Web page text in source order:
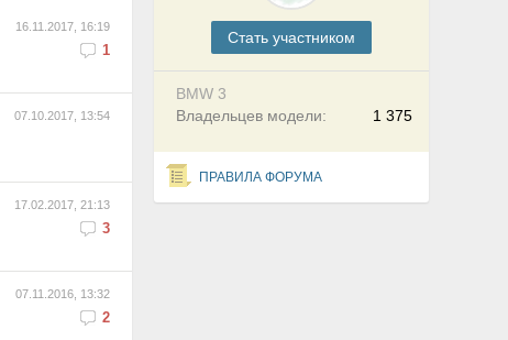
Cтать участником
BMW 3
1 375
Владельцев модели:
ПРАВИЛА ФОРУМА
16.11.2017, 16:19
1
07.10.2017, 13:54
17.02.2017, 21:13
3
07.11.2016, 13:32
2